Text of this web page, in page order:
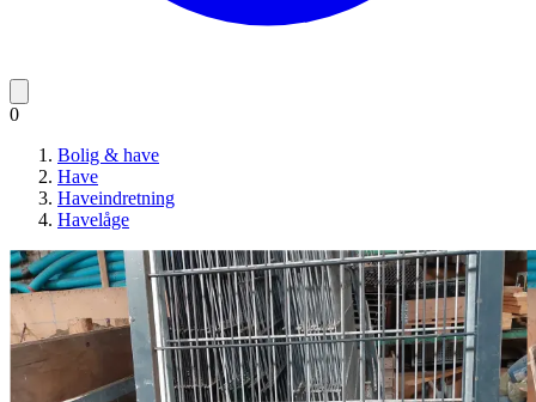
0
Bolig & have
Have
Haveindretning
Havelåge